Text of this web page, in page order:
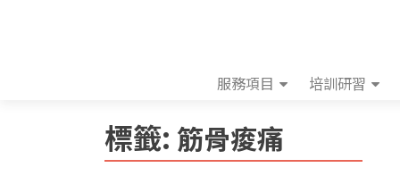
服務項目 培訓研習
標籤: 筋骨痠痛